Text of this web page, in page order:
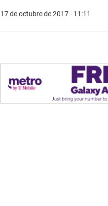
17 de octubre de 2017 - 11:11